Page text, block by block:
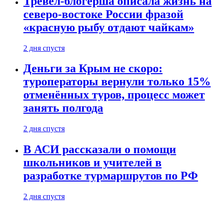
северо-востоке России фразой
«красную рыбу отдают чайкам»
2 дня спустя
Деньги за Крым не скоро:
туроператоры вернули только 15%
отменённых туров, процесс может
занять полгода
2 дня спустя
В АСИ рассказали о помощи
школьников и учителей в
разработке турмаршрутов по РФ
2 дня спустя